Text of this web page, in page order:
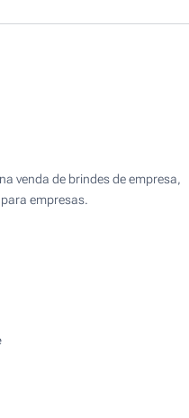
venda de brindes de empresa,
empresas.